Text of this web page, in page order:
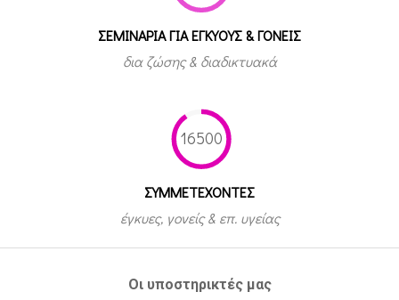
ΣΕΜΙΝΑΡΙΑ ΓΙΑ ΕΓΚΥΟΥΣ & ΓΟΝΕΙΣ
δια ζώσης & διαδικτυακά
16500
ΣΥΜΜΕΤEΧΟΝΤΕΣ
έγκυες, γονείς & επ. υγείας
Οι υποστηρικτές μας